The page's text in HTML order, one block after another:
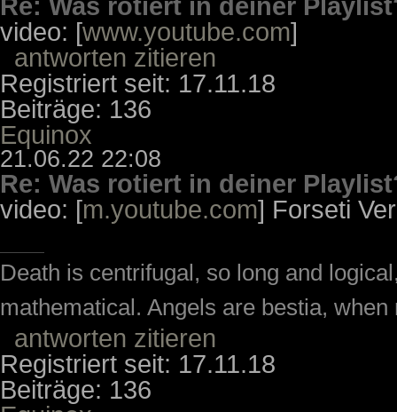
video: [www.youtube.com]
antworten zitieren
Registriert seit: 17.11.18
Beiträge: 136
Equinox
21.06.22 22:08
Re: Was rotiert in deiner
video: [m.youtube.com] Forseti
Death is centrifugal, so long and
mathematical. Angels are bestia,
antworten zitieren
Registriert seit: 17.11.18
Beiträge: 136